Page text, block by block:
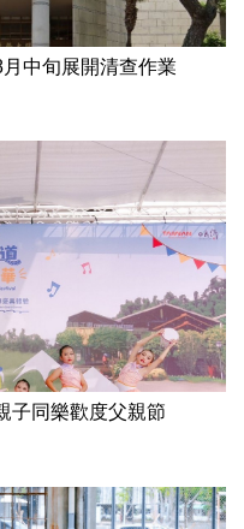
中旬展開清查作業
同樂歡度父親節